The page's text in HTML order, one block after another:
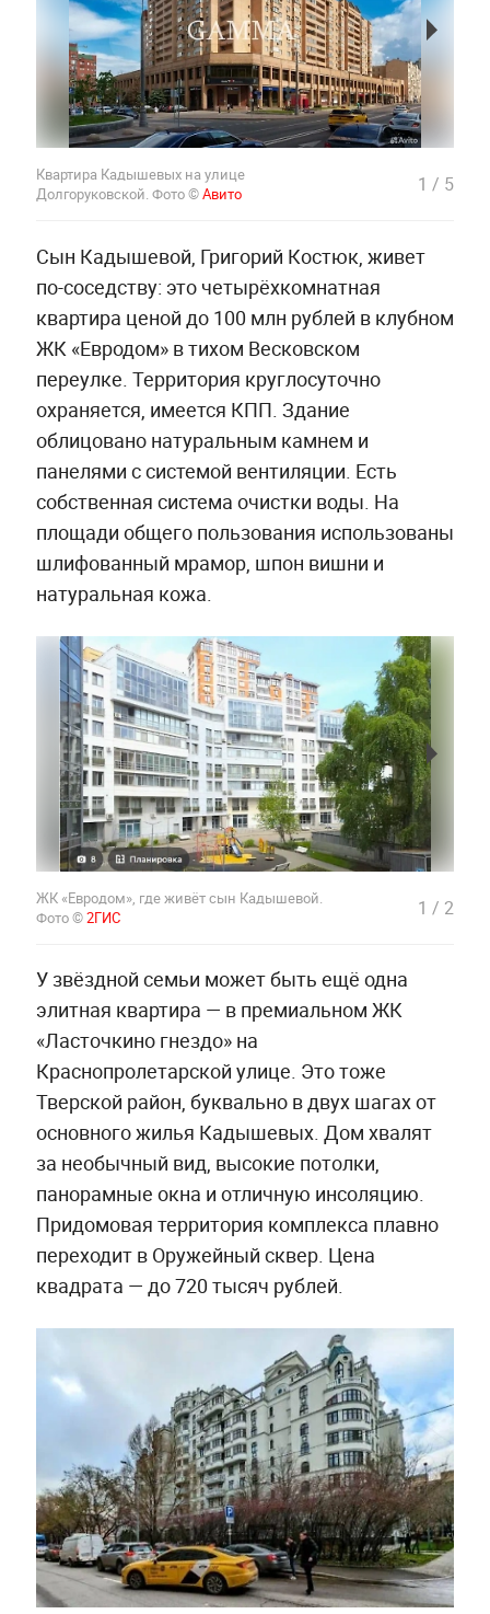
Квартира Кадышевых на улице
Долгоруковской. Фото ©Авито 1 / 5
Сын Кадышевой, Григорий Костюк, живет
по-соседству: это четырёхкомнатная
квартира ценой до 100 млн рублей в клубном
ЖК «Евродом» в тихом Весковском
переулке. Территория круглосуточно
охраняется, имеется КПП. Здание
облицовано натуральным камнем и
панелями с системой вентиляции. Есть
собственная система очистки воды. На
площади общего пользования использованы
шлифованный мрамор, шпон вишни и
натуральная кожа.
ЖК «Евродом», где живёт сын Кадышевой.
Фото ©2ГИС 1 / 2
У звёздной семьи может быть ещё одна
элитная квартира — в премиальном ЖК
«Ласточкино гнездо» на
Краснопролетарской улице. Это тоже
Тверской район, буквально в двух шагах от
основного жилья Кадышевых. Дом хвалят
за необычный вид, высокие потолки,
панорамные окна и отличную инсоляцию.
Придомовая территория комплекса плавно
переходит в Оружейный сквер. Цена
квадрата — до 720 тысяч рублей.